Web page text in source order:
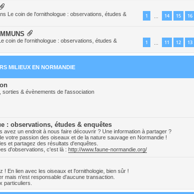
1 14 15 16
Le coin de l'ornithologue : observations, études &
1 11 12 13
coin de l'ornithologue : observations, études &
MILIEUX EN NORMANDIE
& évènements de l'association
: observations, études & enquêtes
avez un endroit à nous faire découvrir ? Une information à partager ?
votre passion des oiseaux et de la nature sauvage en Normandie !
et partagez des résultats d'enquêtes.
d'observations, c'est là : http://www.faune-normandie.org/
! En lien avec les oiseaux et l'ornithologie, bien sûr !
mais n'est responsable d'aucune transaction.
particuliers.